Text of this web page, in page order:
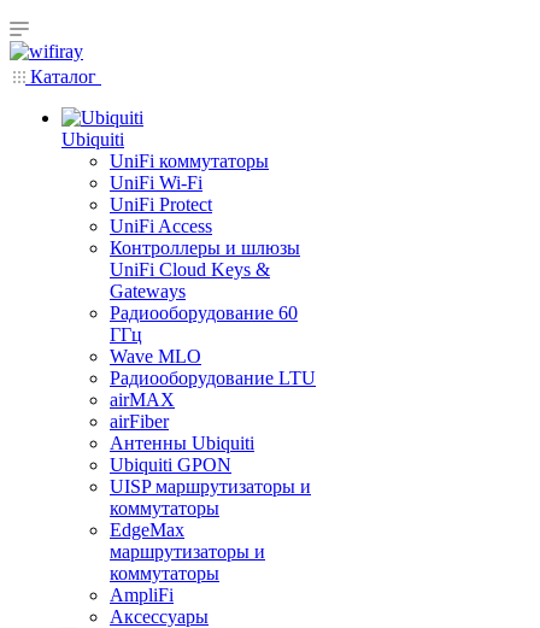
Каталог
Ubiquiti
UniFi коммутаторы
UniFi Wi-Fi
UniFi Protect
UniFi Access
Контроллеры и шлюзы
UniFi Cloud Keys &
Gateways
Радиооборудование 60
ГГц
Wave MLO
Радиооборудование LTU
airMAX
airFiber
Антенны Ubiquiti
Ubiquiti GPON
UISP маршрутизаторы и
коммутаторы
EdgeMax
маршрутизаторы и
коммутаторы
AmpliFi
Аксессуары